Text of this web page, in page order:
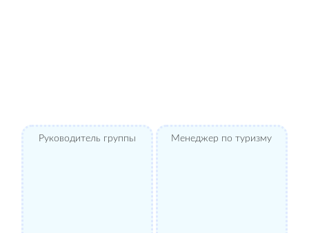
Руководитель группы Менеджер по туризму